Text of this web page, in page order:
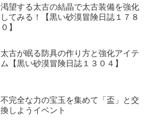
渇望する太古の結晶で太古装備を強化
してみる！【黒い砂漠冒険日誌１７８
０】
太古が眠る防具の作り方と強化アイテ
ム【黒い砂漠冒険日誌１３０４】
不完全な力の宝玉を集めて「盃」と交
換しようイベント